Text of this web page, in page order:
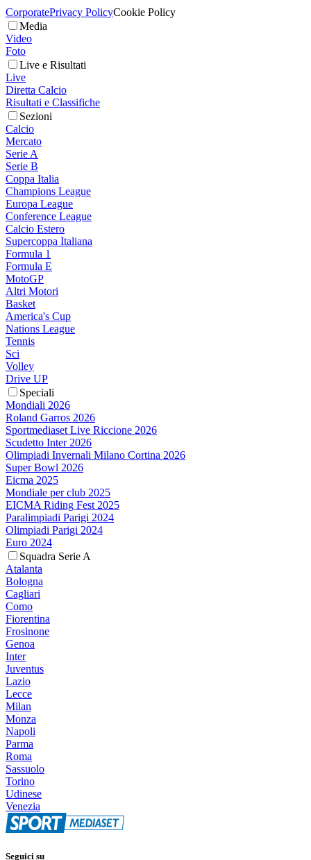
CorporatePrivacy PolicyCookie Policy
Media
Video
Foto
Live e Risultati
Live
Diretta Calcio
Risultati e Classifiche
Sezioni
Calcio
Mercato
Serie A
Serie B
Coppa Italia
Champions League
Europa League
Conference League
Calcio Estero
Supercoppa Italiana
Formula 1
Formula E
MotoGP
Altri Motori
Basket
America's Cup
Nations League
Tennis
Sci
Volley
Drive UP
Speciali
Mondiali 2026
Roland Garros 2026
Sportmediaset Live Riccione 2026
Scudetto Inter 2026
Olimpiadi Invernali Milano Cortina 2026
Super Bowl 2026
Eicma 2025
Mondiale per club 2025
EICMA Riding Fest 2025
Paralimpiadi Parigi 2024
Olimpiadi Parigi 2024
Euro 2024
Squadra Serie A
Atalanta
Bologna
Cagliari
Como
Fiorentina
Frosinone
Genoa
Inter
Juventus
Lazio
Lecce
Milan
Monza
Napoli
Parma
Roma
Sassuolo
Torino
Udinese
Venezia
Seguici su